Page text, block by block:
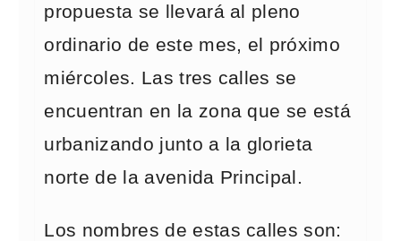
propuesta se llevará al pleno
ordinario de este mes, el próximo
miércoles. Las tres calles se
encuentran en la zona que se está
urbanizando junto a la glorieta
norte de la avenida Principal.
Los nombres de estas calles son: